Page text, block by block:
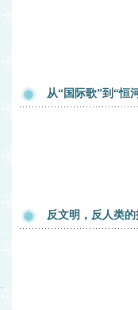
从“国际歌”到“恒
反文明，反人类